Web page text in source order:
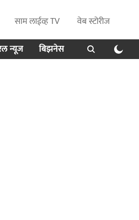
साम लाईव्ह TV
वेब स्टोरीज
न्यूज बिझनेस